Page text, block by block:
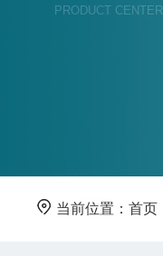
PRODUCT CENTER
当前位置：首页